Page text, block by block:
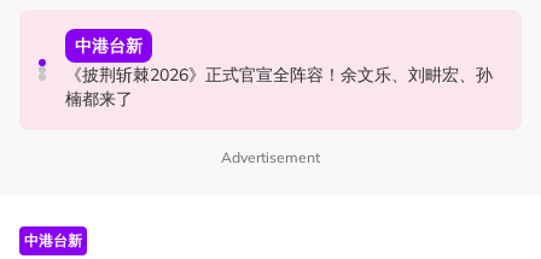
中港台新
陈土豆玩梗《下一站幸福》！同框阿信、吴建豪上演“光晞
不能捐”桥段
演唱会
范玮琪云顶开唱哽咽了！感性告白大马粉丝：我想继续唱
下去
中港台新
《披荆斩棘2026》正式官宣全阵容！余文乐、刘畊宏、孙
楠都来了
Advertisement
中港台新